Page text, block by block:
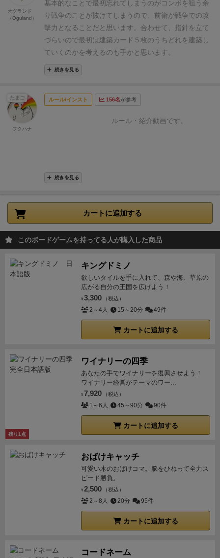
るので ちょっとボドゲ経験をレベルアップしたいって
人にお勧めです。
基本的なことで最初忘れてしまうのがコンボを狙う余
り戦争のことが抜けてしまうので、前衛が戦争での攻
撃力となることだと思います。合わせて、指針を立て
づらいので最初は建築カード５枚のうちどれを建築し
ていくのかを考えるのも手かと思います。
続きを見る
オグランド
（Oguland）
ルール/インスト 156名が参考
ルール・紹介動画です。
続きを見る
たまご
フクハナ
カートに追加する
このボードゲームを持ってる人が購入した商品
キングドミノ
欲しいタイルを手に入れて、森や海、草原の
広がる自分の王国を広げよう！
¥ 3,300 （税込）
2～4人 15～20分 49件
カートに追加する
残り1点
ワイナリーの四季
あなたの手でワイナリーを復興させよう！
ワイナリー経営がテーマのワー...
¥ 7,920 （税込）
1～6人 45～90分 90件
カートに追加する
おばけキャッチ
可愛い木のおばけコマ。脳をひねって全力ス
ピード勝負。
¥ 2,500 （税込）
2～8人 20分 95件
カートに追加する
コードネーム